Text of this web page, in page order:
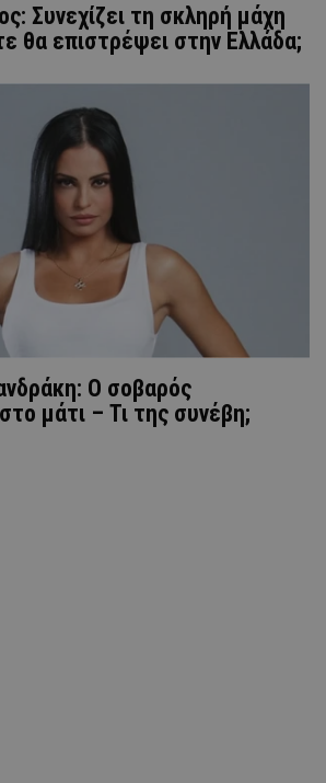
Συνεχίζει τη σκληρή μάχη
θα επιστρέψει στην Ελλάδα;
Ο σοβαρός
μάτι – Τι της συνέβη;